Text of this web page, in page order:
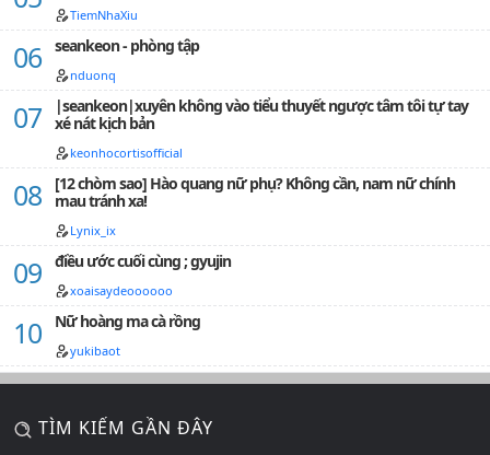
TiemNhaXiu
seankeon - phòng tập
nduonq
|seankeon|xuyên không vào tiểu thuyết ngược tâm tôi tự tay
xé nát kịch bản
keonhocortisofficial
[12 chòm sao] Hào quang nữ phụ? Không cần, nam nữ chính
mau tránh xa!
Lynix_ix
điều ước cuối cùng ; gyujin
xoaisaydeoooooo
Nữ hoàng ma cà rồng
yukibaot
TÌM KIẾM GẦN ĐÂY